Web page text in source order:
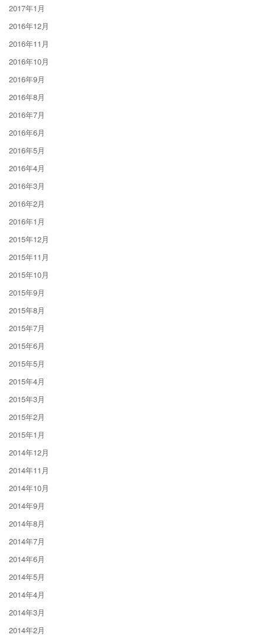
2017年1月
2016年12月
2016年11月
2016年10月
2016年9月
2016年8月
2016年7月
2016年6月
2016年5月
2016年4月
2016年3月
2016年2月
2016年1月
2015年12月
2015年11月
2015年10月
2015年9月
2015年8月
2015年7月
2015年6月
2015年5月
2015年4月
2015年3月
2015年2月
2015年1月
2014年12月
2014年11月
2014年10月
2014年9月
2014年8月
2014年7月
2014年6月
2014年5月
2014年4月
2014年3月
2014年2月